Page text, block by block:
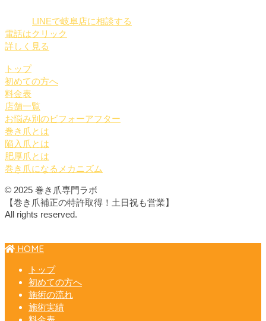
LINEで岐阜店に相談する
電話はクリック
詳しく見る
トップ
初めての方へ
料金表
店舗一覧
お悩み別のビフォーアフター
巻き爪とは
陥入爪とは
肥厚爪とは
巻き爪になるメカニズム
© 2025 巻き爪専門ラボ
【巻き爪補正の特許取得！土日祝も営業】
All rights reserved.
HOME
トップ
初めての方へ
施術の流れ
施術実績